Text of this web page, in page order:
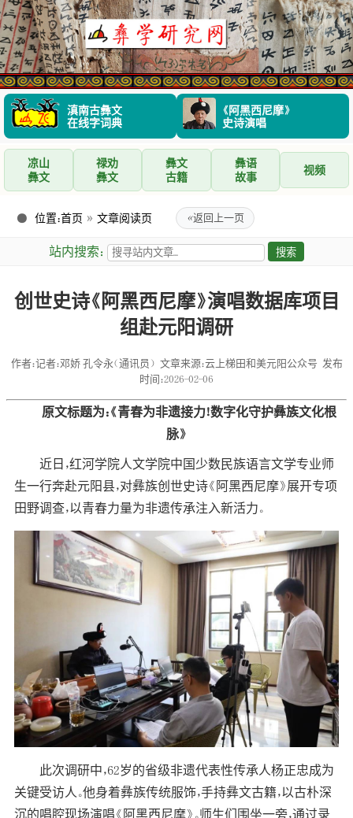
滇南古彝文
在线字词典
《阿黑西尼摩》
史诗演唱
凉山
彝文
禄劝
彝文
彝文
古籍
彝语
故事
视频
位置：首页 » 文章阅读页 «返回上一页
站内搜索：
创世史诗《阿黑西尼摩》演唱数据库项目
组赴元阳调研
作者：记者：邓娇 孔令永（通讯员） 文章来源：云上梯田和美元阳公众号
发布
时间：2026-02-06
原文标题为：《青春为非遗接力！数字化守护彝族文化根
脉》
近日，红河学院人文学院中国少数民族语言文学专业师
生一行奔赴元阳县，对彝族创世史诗《阿黑西尼摩》展开专项
田野调查，以青春力量为非遗传承注入新活力。
此次调研中，62岁的省级非遗代表性传承人杨正忠成为
关键受访人。他身着彝族传统服饰，手持彝文古籍，以古朴深
沉的唱腔现场演唱《阿黑西尼摩》。师生们围坐一旁，通过录